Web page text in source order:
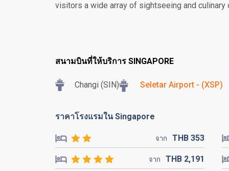
visitors a wide array of sightseeing and
สนามบินที่ให้บริการ SINGAPORE
Changi (SIN) Seletar Airport - (XSP)
ราคาโรงแรมใน Singapore
จาก THB 353
จาก THB 2,191